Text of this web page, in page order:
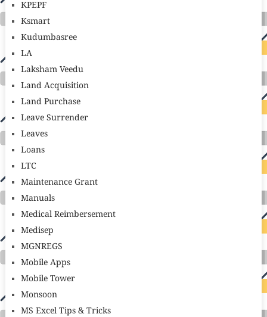
KPEPF
Ksmart
Kudumbasree
LA
Laksham Veedu
Land Acquisition
Land Purchase
Leave Surrender
Leaves
Loans
LTC
Maintenance Grant
Manuals
Medical Reimbersement
Medisep
MGNREGS
Mobile Apps
Mobile Tower
Monsoon
MS Excel Tips & Tricks